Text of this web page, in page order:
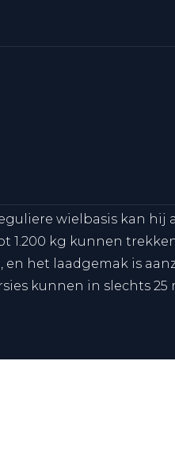
wielbasis kan hij
kg kunnen
het laadgemak is
kunnen in slechts